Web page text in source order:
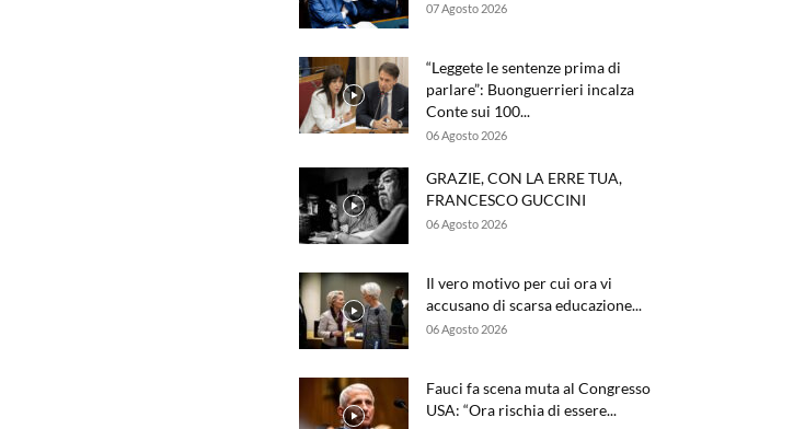
07 Agosto 2026
“Leggete le sentenze prima di
parlare”: Buonguerrieri incalza
Conte sui 100...
06 Agosto 2026
GRAZIE, CON LA ERRE TUA,
FRANCESCO GUCCINI
06 Agosto 2026
Il vero motivo per cui ora vi
accusano di scarsa educazione...
06 Agosto 2026
Fauci fa scena muta al Congresso
USA: “Ora rischia di essere...